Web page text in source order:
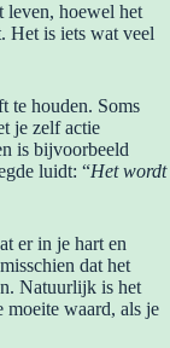
leven, hoewel het
Het is iets wat veel
te houden. Soms
je zelf actie
is bijvoorbeeld
luidt: “Het wordt
er in je hart en
dat het
Natuurlijk is het
moeite waard, als je